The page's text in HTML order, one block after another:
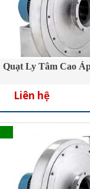
Quạt Ly Tâm Cao
Liên hệ